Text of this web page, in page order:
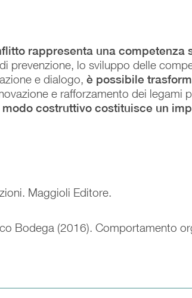
rappresenta una competenza
prevenzione, lo sviluppo delle
e dialogo, è possibile
e rafforzamento dei legami
costruttivo costituisce un
Maggioli Editore.
Bodega (2016). Comportamento